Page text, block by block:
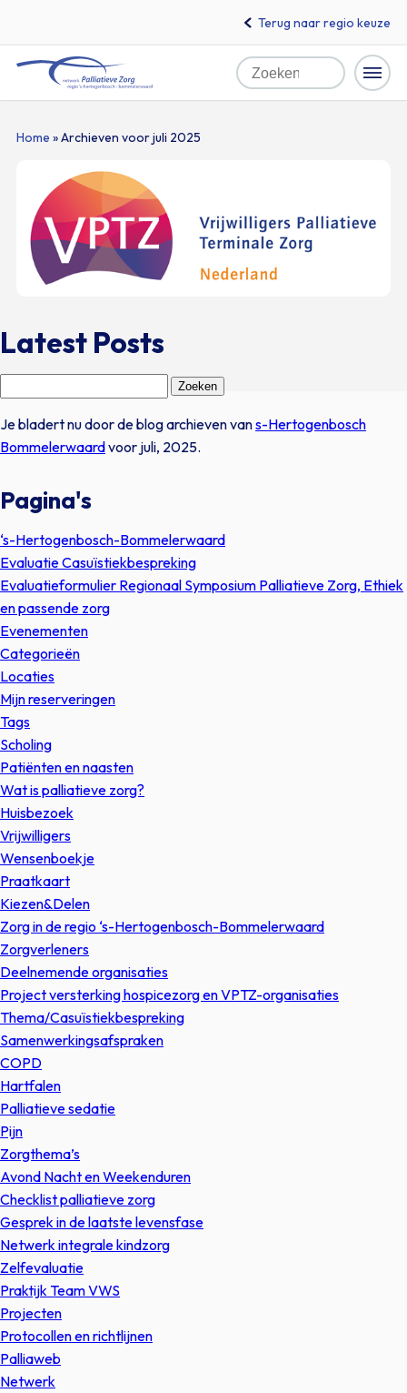
Naar
Terug naar regio keuze
Home Zoeken
Home »Archieven voor juli 2025
Latest Posts
Je bladert nu door de blog archieven vans-Hertogenbosch
Bommelerwaardvoor juli, 2025.
Pagina's
‘s-Hertogenbosch-Bommelerwaard
Evaluatie Casuïstiekbespreking
Evaluatieformulier Regionaal Symposium Palliatieve Zorg, Ethiek
en passende zorg
Evenementen
Categorieën
Locaties
Mijn reserveringen
Tags
Scholing
Patiënten en naasten
Wat is palliatieve zorg?
Huisbezoek
Vrijwilligers
Wensenboekje
Praatkaart
Kiezen&Delen
Zorg in de regio ‘s-Hertogenbosch-Bommelerwaard
Zorgverleners
Deelnemende organisaties
Project versterking hospicezorg en VPTZ-organisaties
Thema/Casuïstiekbespreking
Samenwerkingsafspraken
COPD
Hartfalen
Palliatieve sedatie
Pijn
Zorgthema’s
Avond Nacht en Weekenduren
Checklist palliatieve zorg
Gesprek in de laatste levensfase
Netwerk integrale kindzorg
Zelfevaluatie
Praktijk Team VWS
Projecten
Protocollen en richtlijnen
Palliaweb
Netwerk